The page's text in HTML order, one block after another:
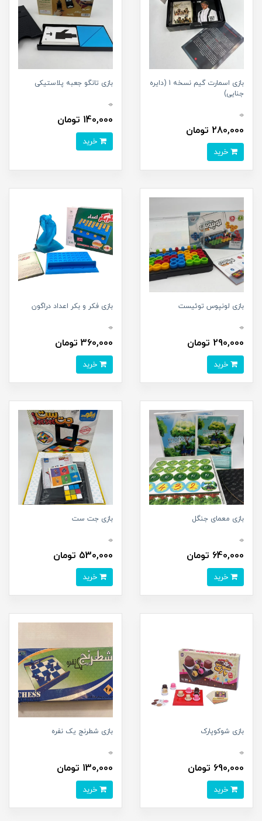
بازی اسمارت گیم نسخه 1 (دایره
جنایی)
0
280,000 تومان
بازی تانگو جعبه پلاستیکی
0
140,000 تومان
بازی لونپوس توئیست
0
290,000 تومان
بازی فکر و بکر اعداد دراگون
0
360,000 تومان
بازی معمای جنگل
0
640,000 تومان
بازی جت ست
0
530,000 تومان
بازی شوکوپارک
0
690,000 تومان
بازی شطرنج يک نفره
0
130,000 تومان